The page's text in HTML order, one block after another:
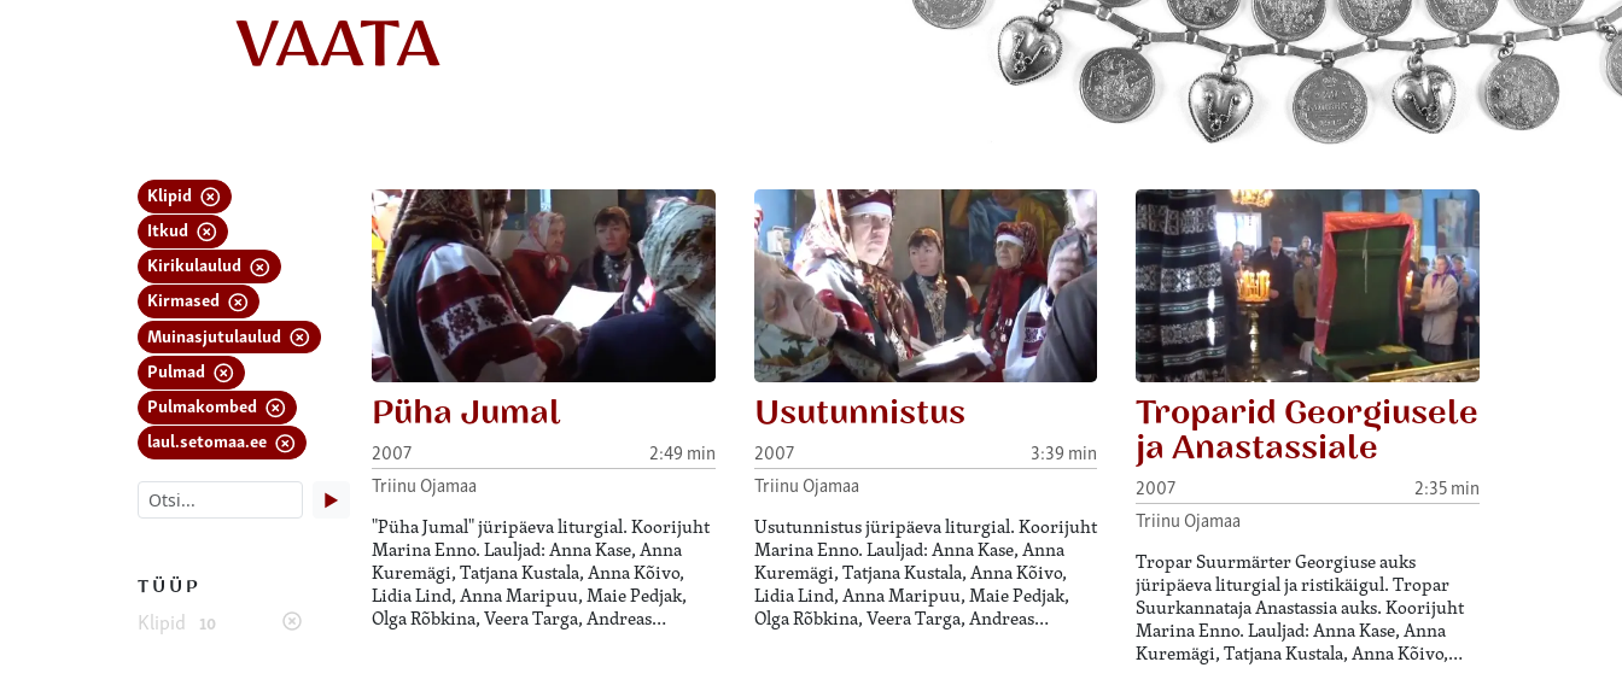
VAATA
Klipid
Itkud
Kirikulaulud
Kirmased
Muinasjutulaulud
Pulmad
Pulmakombed
laul.setomaa.ee
▶
TÜÜP
Klipid 10
Püha Jumal
2007
2:49 min
Triinu Ojamaa
"Püha Jumal" jüripäeva liturgial. Koorijuht
Marina Enno. Lauljad: Anna Kase, Anna
Kuremägi, Tatjana Kustala, Anna Kõivo,
Lidia Lind, Anna Maripuu, Maie Pedjak,
Olga Rõbkina, Veera Targa, Andreas…
Usutunnistus
2007
3:39 min
Triinu Ojamaa
Usutunnistus jüripäeva liturgial. Koorijuht
Marina Enno. Lauljad: Anna Kase, Anna
Kuremägi, Tatjana Kustala, Anna Kõivo,
Lidia Lind, Anna Maripuu, Maie Pedjak,
Olga Rõbkina, Veera Targa, Andreas…
Troparid Georgiusele
ja Anastassiale
2007
2:35 min
Triinu Ojamaa
Tropar Suurmärter Georgiuse auks
jüripäeva liturgial ja ristikäigul. Tropar
Suurkannataja Anastassia auks. Koorijuht
Marina Enno. Lauljad: Anna Kase, Anna
Kuremägi, Tatjana Kustala, Anna Kõivo,…